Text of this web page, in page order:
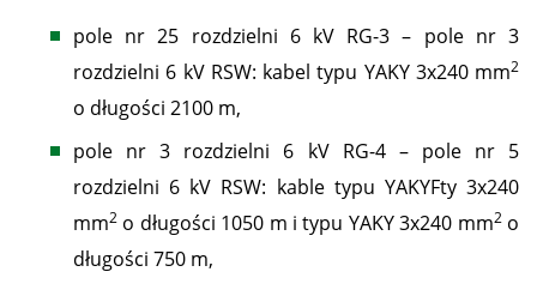
pole nr 25 rozdzielni 6 kV RG-3 – pole nr 3
rozdzielni 6 kV RSW: kabel typu YAKY 3x240 mm2
o długości 2100 m,
pole nr 3 rozdzielni 6 kV RG-4 – pole nr 5
rozdzielni 6 kV RSW: kable typu YAKYFty 3x240
mm2 o długości 1050 m i typu YAKY 3x240 mm2o
długości 750 m,